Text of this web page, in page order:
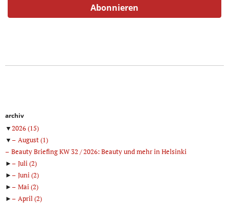
archiv
▼2026(15)
▼
August(1)
Beauty Briefing KW 32 / 2026: Beauty und mehr in Helsinki
►
Juli(2)
►
Juni(2)
►
Mai(2)
►
April(2)